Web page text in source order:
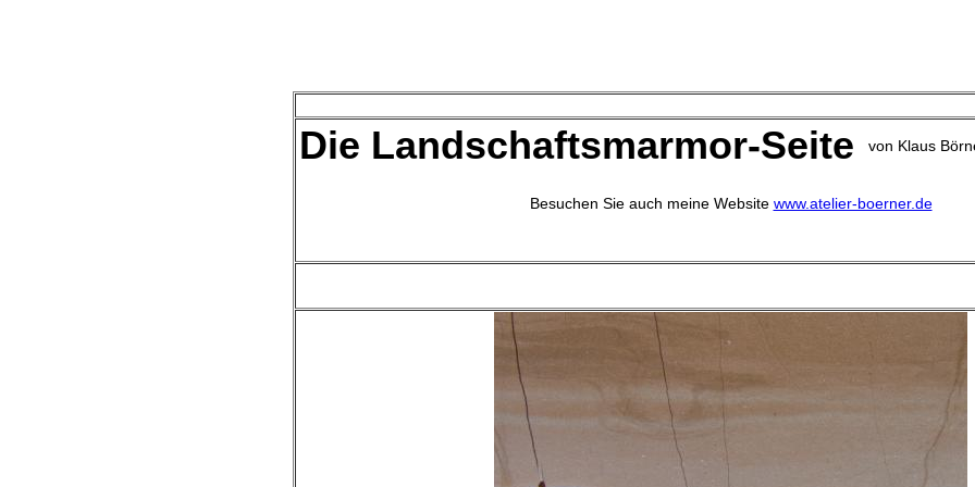
Die Landschaftsmarmor-Seite von Klaus
Besuchen Sie auch meine Website www.atelier-boerner.de